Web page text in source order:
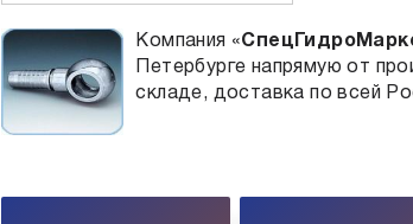
Компания «
Петербурге напрямую от
складе, доставка по всей